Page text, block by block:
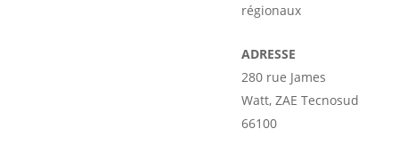
régionaux
ADRESSE
280 rue James
Watt, ZAE Tecnosud
66100